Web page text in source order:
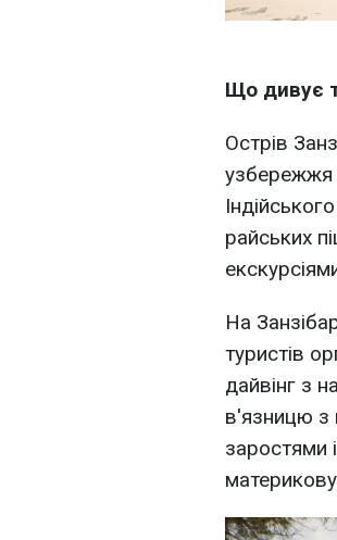
Що дивує
Острів
узбережжя
райських
На
туристів
дайвінг з
в'язницю з
заростями
материкову